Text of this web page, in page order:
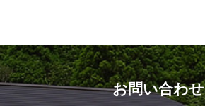
お問い合わせ